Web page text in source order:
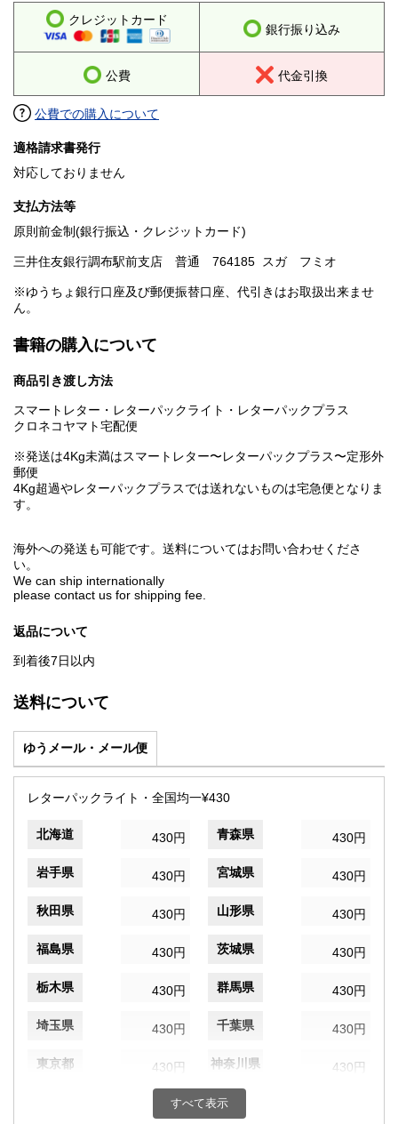
クレジットカード
銀行振り込み
公費 代金引換
公費での購入について
適格請求書発行
対応しておりません
支払方法等
原則前金制(銀行振込・クレジットカード)
三井住友銀行調布駅前支店 普通 764185 スガ フミオ
※ゆうちょ銀行口座及び郵便振替口座、代引きはお取扱出来ませ
ん。
書籍の購入について
商品引き渡し方法
スマートレター・レターパックライト・レターパックプラス
クロネコヤマト宅配便
※発送は4Kg未満はスマートレター〜レターパックプラス〜定形外
郵便
4Kg超過やレターパックプラスでは送れないものは宅急便となりま
す。
海外への発送も可能です。送料についてはお問い合わせくださ
い。
We can ship internationally
please contact us for shipping fee.
返品について
到着後7日以内
送料について
ゆうメール・メール便
レターパックライト・全国均一¥430
北海道 430円 青森県 430円
岩手県 430円 宮城県 430円
秋田県 430円 山形県 430円
福島県 430円 茨城県 430円
栃木県 430円 群馬県 430円
埼玉県 430円 千葉県 430円
東京都 430円 神奈川県 430円
430円 富山県
すべて表示